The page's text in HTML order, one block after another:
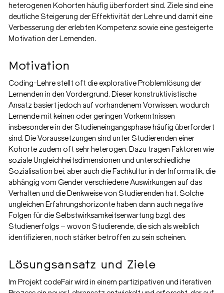
heterogenen Kohorten häufig überfordert sind. Ziele sind eine
deutliche Steigerung der Effektivität der Lehre und damit eine
Verbesserung der erlebten Kompetenz sowie eine gesteigerte
Motivation der Lernenden.
Motivation
Coding-Lehre stellt oft die explorative Problemlösung der
Lernenden in den Vordergrund. Dieser konstruktivistische
Ansatz basiert jedoch auf vorhandenem Vorwissen, wodurch
Lernende mit keinen oder geringen Vorkenntnissen
insbesondere in der Studieneingangsphase häufig überfordert
sind. Die Voraussetzungen sind unter Studierenden einer
Kohorte zudem oft sehr heterogen. Dazu tragen Faktoren wie
soziale Ungleichheitsdimensionen und unterschiedliche
Sozialisation bei, aber auch die Fachkultur in der Informatik, die
abhängig vom Gender verschiedene Auswirkungen auf das
Verhalten und die Denkweise von Studierenden hat. Solche
ungleichen Erfahrungshorizonte haben dann auch negative
Folgen für die Selbstwirksamkeitserwartung bzgl. des
Studienerfolgs – wovon Studierende, die sich als weiblich
identifizieren, noch stärker betroffen zu sein scheinen.
Lösungsansatz und Ziele
Im Projekt codeFair wird in einem partizipativen und iterativen